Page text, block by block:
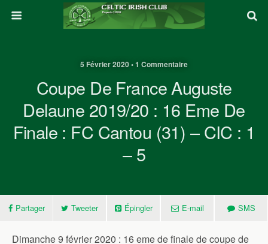
5 Février 2020 • 1 Commentaire
Coupe De France Auguste
Delaune 2019/20 : 16 Eme De
Finale : FC Cantou (31) – CIC : 1
– 5
Partager Tweeter Épingler E-mail SMS
Dimanche 9 février 2020 : 16 eme de finale de coupe de